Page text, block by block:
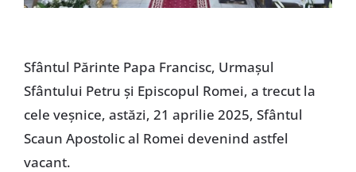
Sfântul Părinte Papa Francisc, Urmașul
Sfântului Petru și Episcopul Romei, a trecut la
cele veșnice, astăzi, 21 aprilie 2025, Sfântul
Scaun Apostolic al Romei devenind astfel
vacant.